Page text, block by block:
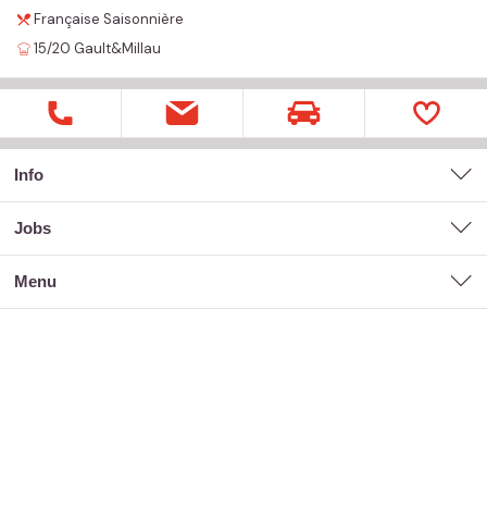
Française Saisonnière
15/20 Gault&Millau
Info
jobs
menu